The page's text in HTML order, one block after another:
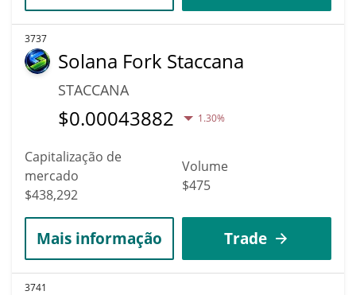
3737
Solana Fork Staccana
STACCANA
$0.00043882 1.30%
Capitalização de
mercado
$438,292
Volume
$475
Mais informação Trade
3741